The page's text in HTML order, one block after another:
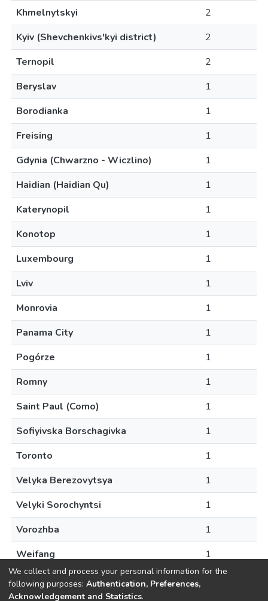
Khmelnytskyi
2
Kyiv (Shevchenkivs'kyi district)
2
Ternopil
2
Beryslav
1
Borodianka
1
Freising
1
Gdynia (Chwarzno - Wiczlino)
1
Haidian (Haidian Qu)
1
Katerynopil
1
Konotop
1
Luxembourg
1
Lviv
1
Monrovia
1
Panama City
1
Pogórze
1
Romny
1
Saint Paul (Como)
1
Sofiyivska Borschagivka
1
Toronto
1
Velyka Berezovytsya
1
Velyki Sorochyntsi
1
Vorozhba
1
Weifang
1
We collect and process your personal information for the
following purposes: Authentication, Preferences,
Acknowledgement and Statistics.